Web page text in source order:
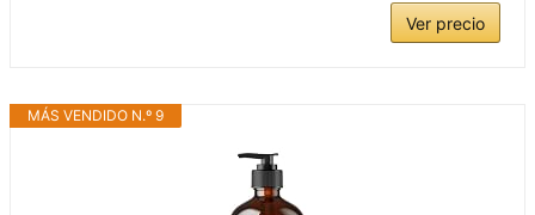
Ver precio
MÁS VENDIDO N.º 9